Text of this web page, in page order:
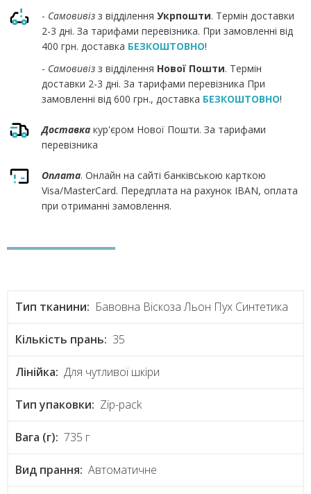
- Самовивіз з відділення Укрпошти. Термін доставки
2-3 дні. За тарифами перевізника. При замовленні від
400 грн. доставка БЕЗКОШТОВНО!
- Самовивіз з відділення Нової Пошти. Термін
доставки 2-3 дні. За тарифами перевізника При
замовленні від 600 грн., доставка БЕЗКОШТОВНО!
Доставка кур'єром Нової Пошти. За тарифами
перевізника
Оплата. Онлайн на сайті банківською карткою
Visa/MasterCard. Передплата на рахунок IBAN, оплата
при отриманні замовлення.
Тип тканини: Бавовна Віскоза Льон Пух Синтетика
Кількість прань: 35
Лінійка: Для чутливої шкіри
Тип упаковки: Zip-pack
Вага (г): 735 г
Вид прання: Автоматичне